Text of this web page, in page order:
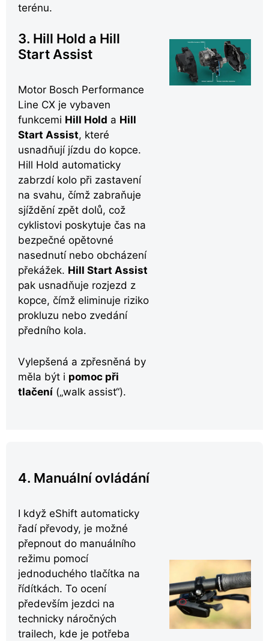
terénu.
3. Hill Hold a Hill
Start Assist
Motor Bosch Performance
Line CX je vybaven
funkcemi Hill Hold a Hill
Start Assist, které
usnadňují jízdu do kopce.
Hill Hold automaticky
zabrzdí kolo při zastavení
na svahu, čímž zabraňuje
sjíždění zpět dolů, což
cyklistovi poskytuje čas na
bezpečné opětovné
nasednutí nebo obcházení
překážek. Hill Start Assist
pak usnadňuje rozjezd z
kopce, čímž eliminuje riziko
prokluzu nebo zvedání
předního kola.
Vylepšená a zpřesněná by
měla být i pomoc při
tlačení („walk assist“).
4. Manuální ovládání
I když eShift automaticky
řadí převody, je možné
přepnout do manuálního
režimu pomocí
jednoduchého tlačítka na
řídítkách. To ocení
především jezdci na
technicky náročných
trailech, kde je potřeba